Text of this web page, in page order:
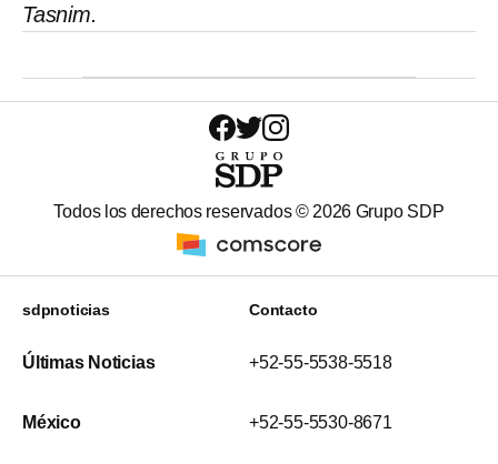
Tasnim.
Todos los derechos reservados © 2026 Grupo SDP
sdpnoticias
Últimas Noticias
México
Contacto
+52-55-5538-5518
+52-55-5530-8671